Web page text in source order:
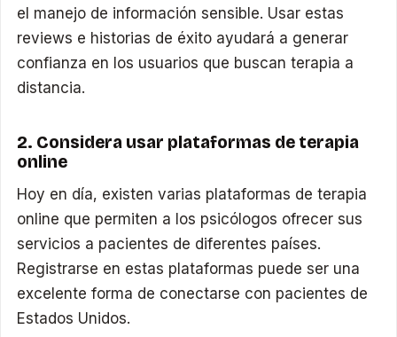
el manejo de información sensible. Usar estas
reviews e historias de éxito ayudará a generar
confianza en los usuarios que buscan terapia a
distancia.
2. Considera usar plataformas de terapia
online
Hoy en día, existen varias plataformas de terapia
online que permiten a los psicólogos ofrecer sus
servicios a pacientes de diferentes países.
Registrarse en estas plataformas puede ser una
excelente forma de conectarse con pacientes de
Estados Unidos.